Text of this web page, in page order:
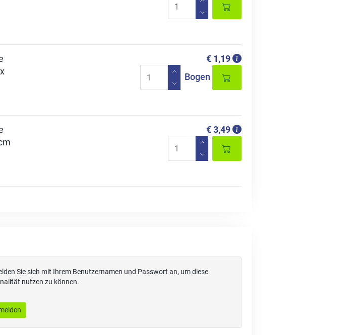
€ 1,19
Bogen
€ 3,49
Sie sich mit Ihrem Benutzernamen und Passwort an, um diese
nutzen zu können.